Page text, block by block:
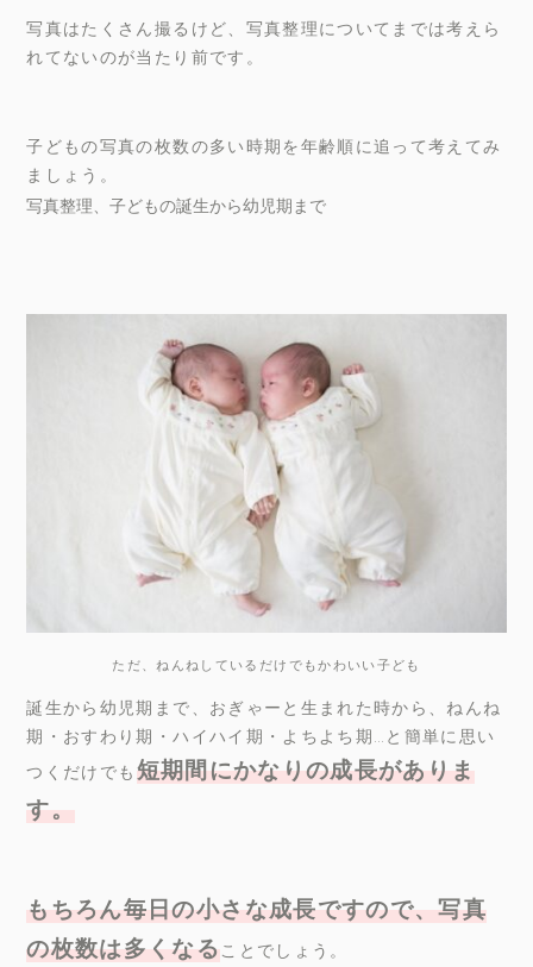
写真はたくさん撮るけど、写真整理についてまでは考えら
れてないのが当たり前です。
子どもの写真の枚数の多い時期を年齢順に追って考えてみ
ましょう。
写真整理、子どもの誕生から幼児期まで
ただ、ねんねしているだけでもかわいい子ども
誕生から幼児期まで、おぎゃーと生まれた時から、ねんね
期・おすわり期・ハイハイ期・よちよち期…と簡単に思い
つくだけでも 短期間にかなりの成長がありま
す。
もちろん毎日の小さな成長ですので、写真
の枚数は多くなる ことでしょう。